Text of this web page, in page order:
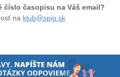
číslo časopisu na Váš email?
na klub@spig.sk